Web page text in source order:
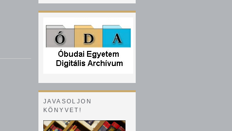
JAVASOLJON
KÖNYVET!